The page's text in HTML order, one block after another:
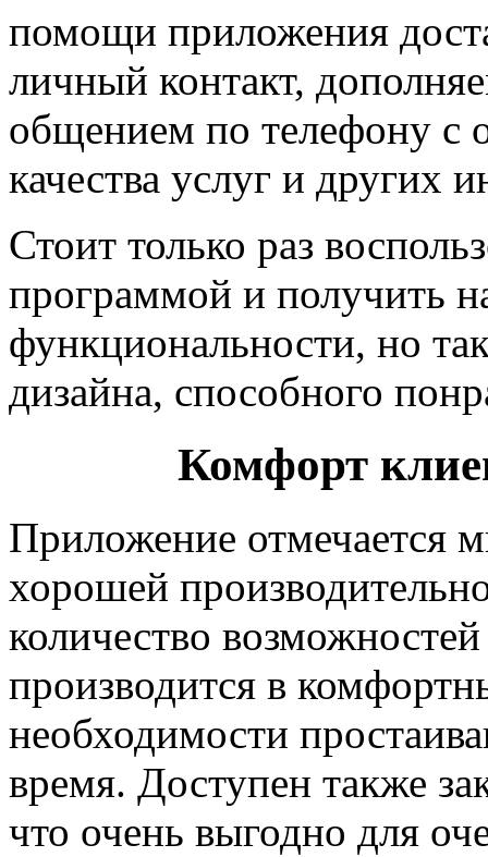
помощи приложения
личный контакт,
общением по телефону с
качества услуг и других
Стоит только раз
программой и получить
функциональности, но
дизайна, способного
Комфорт
Приложение отмечается
хорошей
количество
производится в
необходимости
время. Доступен также
что очень выгодно для